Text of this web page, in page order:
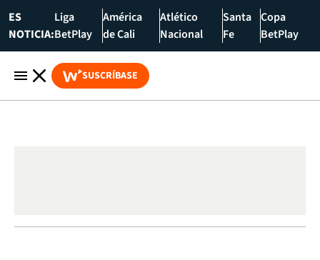
ES
NOTICIA:
Liga
BetPlay
América
de Cali
Atlético
Nacional
Santa
Fe
Copa
BetPlay
SUSCRÍBASE